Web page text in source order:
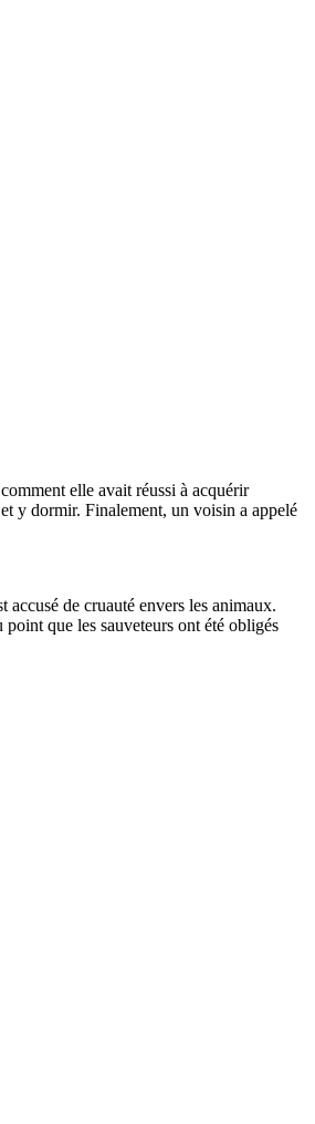
elle avait réussi à acquérir
y dormir. Finalement, un voisin a appelé
de cruauté envers les animaux.
que les sauveteurs ont été obligés